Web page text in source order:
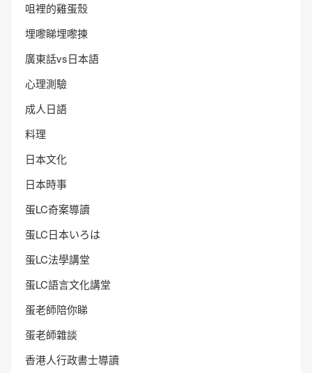
咀裡的雞蛋殼
埋嚟睇埋嚟揀
廣東話vs日本語
心理測驗
成人日語
料理
日本文化
日本時事
蛋LC奇案導讀
蛋LC日本いろは
蛋LC法學講堂
蛋LC語言文化講堂
蛋老師陪你睇
蛋老師雜談
香港人行政書士導讀